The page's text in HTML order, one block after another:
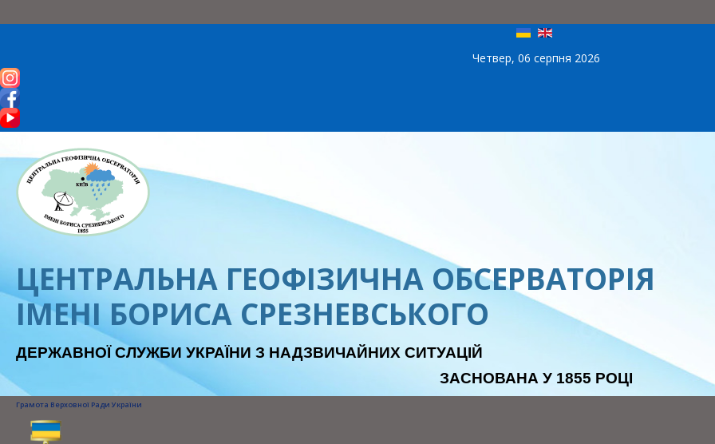
Четвер, 06 серпня 2026
ЦЕНТРАЛЬНА ГЕОФІЗИЧНА ОБСЕРВАТОРІЯ
ІМЕНІ БОРИСА СРЕЗНЕВСЬКОГО
ДЕРЖАВНОЇ СЛУЖБИ УКРАЇНИ З НАДЗВИЧАЙНИХ СИТУАЦІЙ
ЗАСНОВАНА У 1855 РОЦІ
Грамота Верховної Ради України